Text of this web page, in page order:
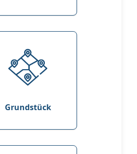
Grundstück